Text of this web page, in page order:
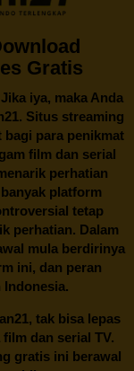
Gratis
iya, maka Anda
. Situs streaming
para penikmat
film dan serial
perhatian
platform
tetap
perhatian. Dalam
mula berdirinya
ini, dan peran
, tak bisa lepas
dan serial TV.
gratis ini berawal